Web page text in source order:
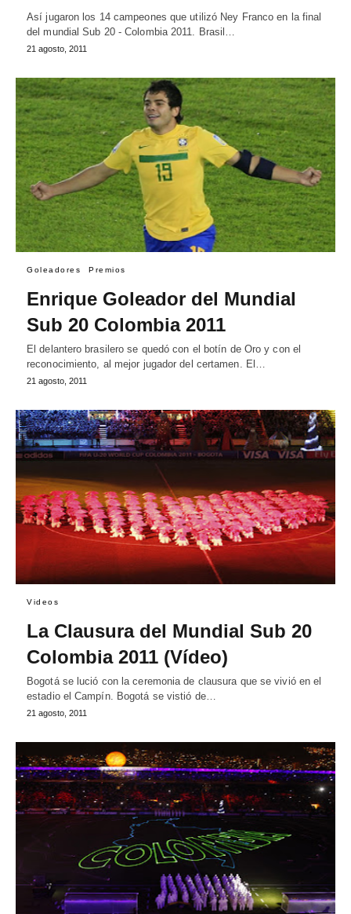
Así jugaron los 14 campeones que utilizó Ney Franco en la final
del mundial Sub 20 - Colombia 2011. Brasil…
21 agosto, 2011
Goleadores Premios
Enrique Goleador del Mundial
Sub 20 Colombia 2011
El delantero brasilero se quedó con el botín de Oro y con el
reconocimiento, al mejor jugador del certamen. El…
21 agosto, 2011
Videos
La Clausura del Mundial Sub 20
Colombia 2011 (Vídeo)
Bogotá se lució con la ceremonia de clausura que se vivió en el
estadio el Campín. Bogotá se vistió de…
21 agosto, 2011